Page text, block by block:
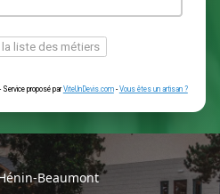
Une simple prise
sais pas encore
Autre
Beaumont